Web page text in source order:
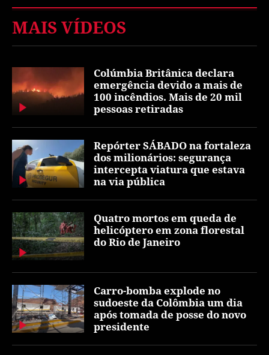
MAIS VÍDEOS
Colúmbia Britânica declara
emergência devido a mais de
100 incêndios. Mais de 20 mil
pessoas retiradas
Repórter SÁBADO na fortaleza
dos milionários: segurança
intercepta viatura que estava
na via pública
Quatro mortos em queda de
helicóptero em zona florestal
do Rio de Janeiro
Carro-bomba explode no
sudoeste da Colômbia um dia
após tomada de posse do novo
presidente